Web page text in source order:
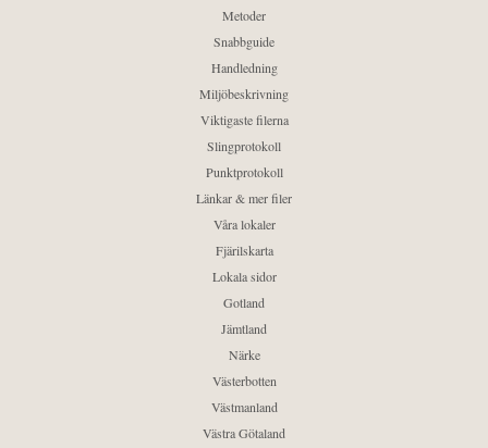
Metoder
Snabbguide
Handledning
Miljöbeskrivning
Viktigaste filerna
Slingprotokoll
Punktprotokoll
Länkar & mer filer
Våra lokaler
Fjärilskarta
Lokala sidor
Gotland
Jämtland
Närke
Västerbotten
Västmanland
Västra Götaland